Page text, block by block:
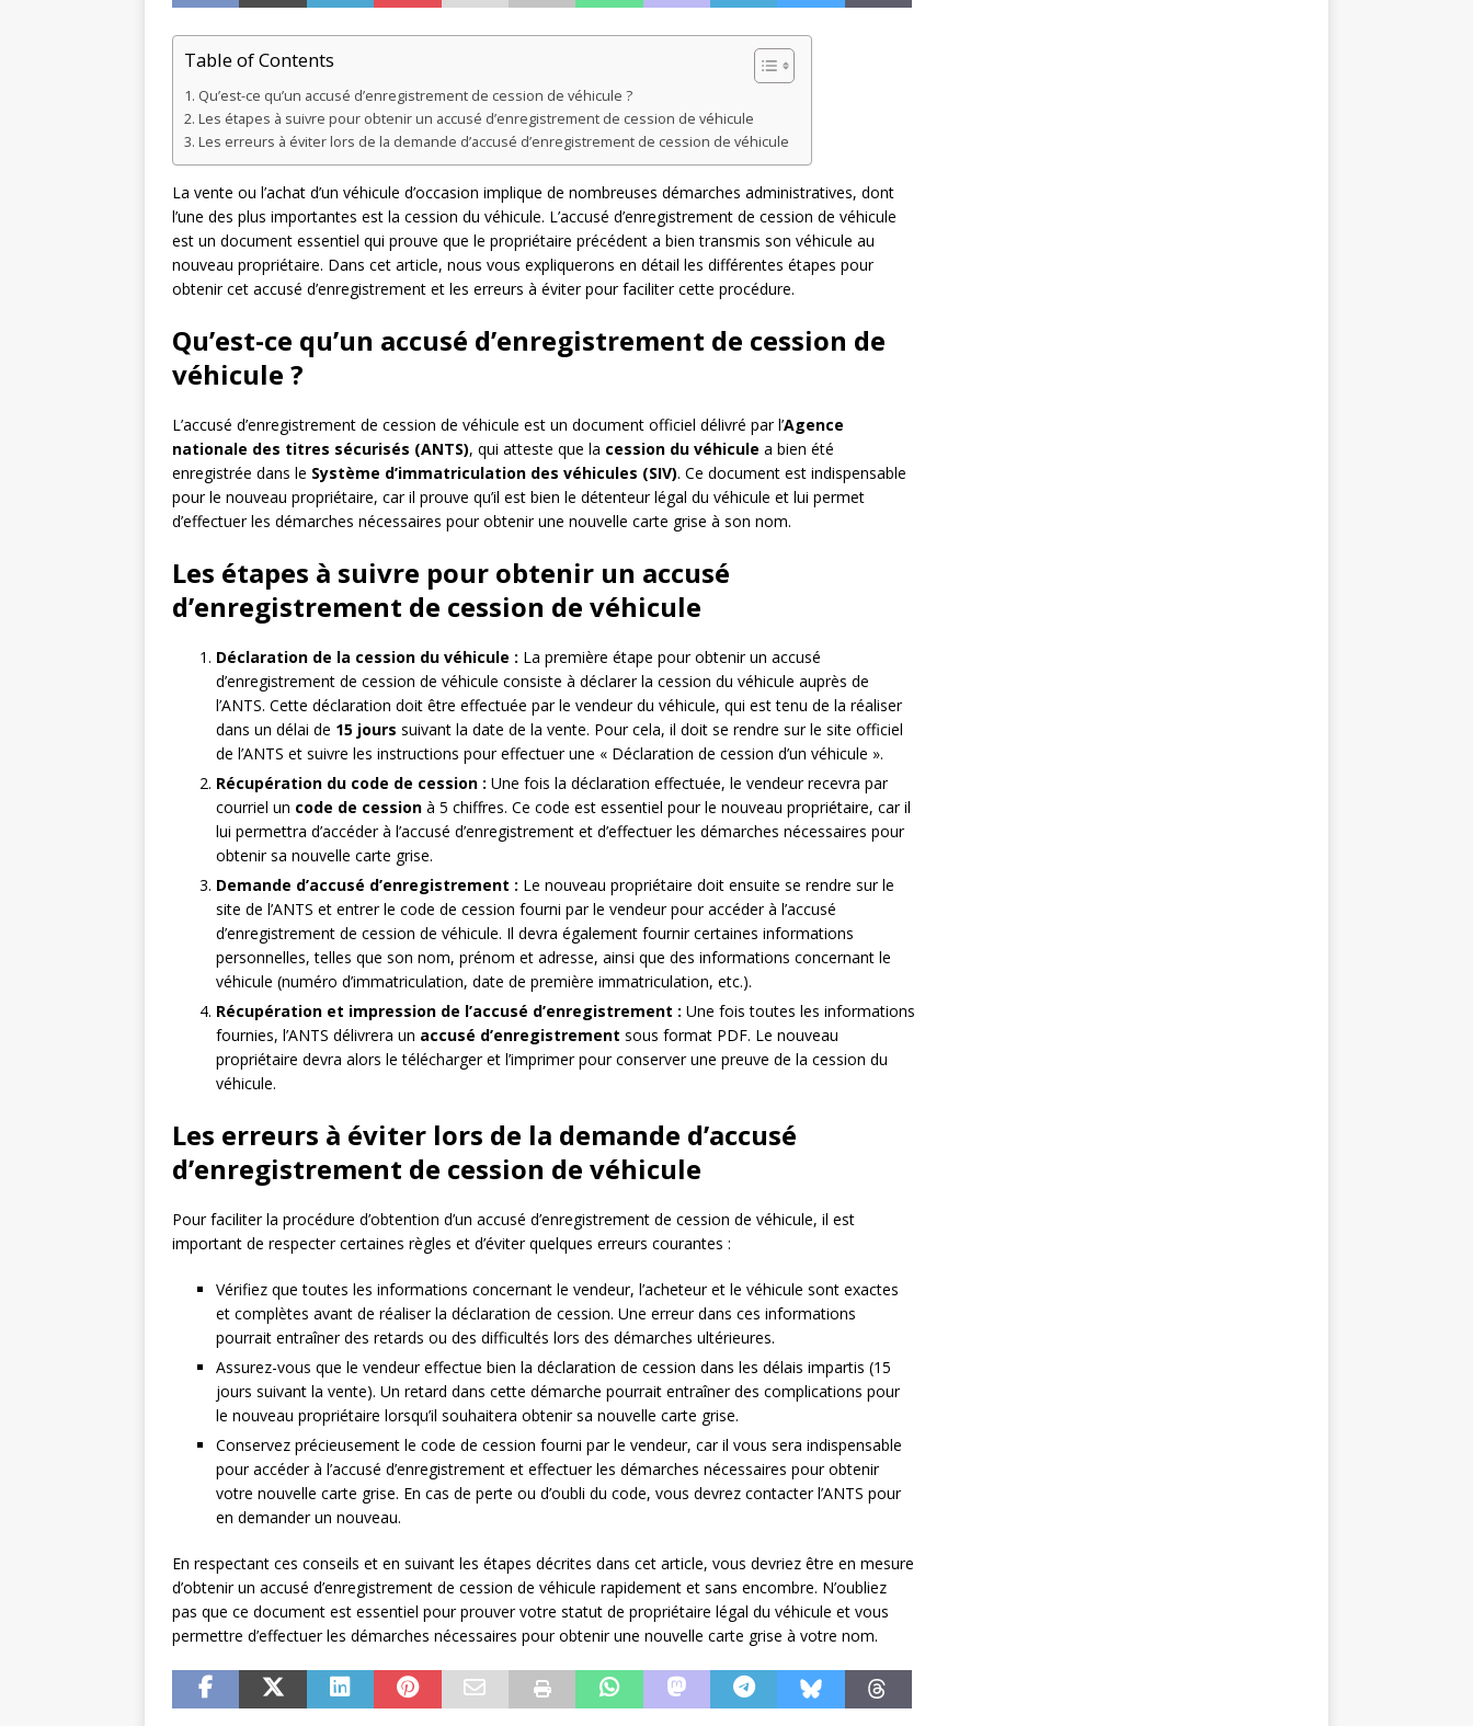
Table of Contents
Qu’est-ce qu’un accusé d’enregistrement de cession de véhicule ?
Les étapes à suivre pour obtenir un accusé d’enregistrement de cession de véhicule
Les erreurs à éviter lors de la demande d’accusé d’enregistrement de cession de véhicule
La vente ou l’achat d’un véhicule d’occasion implique de nombreuses démarches administratives, dont
l’une des plus importantes est la cession du véhicule. L’accusé d’enregistrement de cession de véhicule
est un document essentiel qui prouve que le propriétaire précédent a bien transmis son véhicule au
nouveau propriétaire. Dans cet article, nous vous expliquerons en détail les différentes étapes pour
obtenir cet accusé d’enregistrement et les erreurs à éviter pour faciliter cette procédure.
Qu’est-ce qu’un accusé d’enregistrement de cession de
véhicule ?
L’accusé d’enregistrement de cession de véhicule est un document officiel délivré par l’Agence
nationale des titres sécurisés (ANTS), qui atteste que la cession du véhicule a bien été
enregistrée dans le Système d’immatriculation des véhicules (SIV). Ce document est indispensable
pour le nouveau propriétaire, car il prouve qu’il est bien le détenteur légal du véhicule et lui permet
d’effectuer les démarches nécessaires pour obtenir une nouvelle carte grise à son nom.
Les étapes à suivre pour obtenir un accusé
d’enregistrement de cession de véhicule
Déclaration de la cession du véhicule : La première étape pour obtenir un accusé
d’enregistrement de cession de véhicule consiste à déclarer la cession du véhicule auprès de
l’ANTS. Cette déclaration doit être effectuée par le vendeur du véhicule, qui est tenu de la réaliser
dans un délai de 15 jours suivant la date de la vente. Pour cela, il doit se rendre sur le site officiel
de l’ANTS et suivre les instructions pour effectuer une « Déclaration de cession d’un véhicule ».
Récupération du code de cession : Une fois la déclaration effectuée, le vendeur recevra par
courriel un code de cession à 5 chiffres. Ce code est essentiel pour le nouveau propriétaire, car il
lui permettra d’accéder à l’accusé d’enregistrement et d’effectuer les démarches nécessaires pour
obtenir sa nouvelle carte grise.
Demande d’accusé d’enregistrement : Le nouveau propriétaire doit ensuite se rendre sur le
site de l’ANTS et entrer le code de cession fourni par le vendeur pour accéder à l’accusé
d’enregistrement de cession de véhicule. Il devra également fournir certaines informations
personnelles, telles que son nom, prénom et adresse, ainsi que des informations concernant le
véhicule (numéro d’immatriculation, date de première immatriculation, etc.).
Récupération et impression de l’accusé d’enregistrement : Une fois toutes les informations
fournies, l’ANTS délivrera un accusé d’enregistrement sous format PDF. Le nouveau
propriétaire devra alors le télécharger et l’imprimer pour conserver une preuve de la cession du
véhicule.
Les erreurs à éviter lors de la demande d’accusé
d’enregistrement de cession de véhicule
Pour faciliter la procédure d’obtention d’un accusé d’enregistrement de cession de véhicule, il est
important de respecter certaines règles et d’éviter quelques erreurs courantes :
Vérifiez que toutes les informations concernant le vendeur, l’acheteur et le véhicule sont exactes
et complètes avant de réaliser la déclaration de cession. Une erreur dans ces informations
pourrait entraîner des retards ou des difficultés lors des démarches ultérieures.
Assurez-vous que le vendeur effectue bien la déclaration de cession dans les délais impartis (15
jours suivant la vente). Un retard dans cette démarche pourrait entraîner des complications pour
le nouveau propriétaire lorsqu’il souhaitera obtenir sa nouvelle carte grise.
Conservez précieusement le code de cession fourni par le vendeur, car il vous sera indispensable
pour accéder à l’accusé d’enregistrement et effectuer les démarches nécessaires pour obtenir
votre nouvelle carte grise. En cas de perte ou d’oubli du code, vous devrez contacter l’ANTS pour
en demander un nouveau.
En respectant ces conseils et en suivant les étapes décrites dans cet article, vous devriez être en mesure
d’obtenir un accusé d’enregistrement de cession de véhicule rapidement et sans encombre. N’oubliez
pas que ce document est essentiel pour prouver votre statut de propriétaire légal du véhicule et vous
permettre d’effectuer les démarches nécessaires pour obtenir une nouvelle carte grise à votre nom.